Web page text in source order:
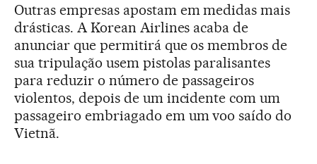
Outras empresas apostam em medidas mais
drásticas. A Korean Airlines acaba de
anunciar que permitirá que os membros de
sua tripulação usem pistolas paralisantes
para reduzir o número de passageiros
violentos, depois de um incidente com um
passageiro embriagado em um voo saído do
Vietnã.